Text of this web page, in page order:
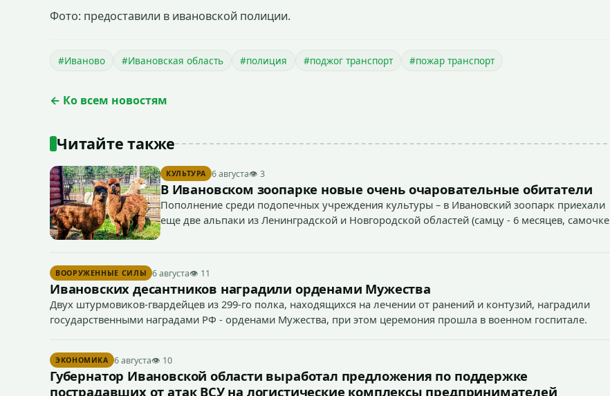
Фото: предоставили в ивановской полиции.
#Иваново #Ивановская область #полиция #поджог транспорт #пожар транспорт
← Ко всем новостям
Читайте также
КУЛЬТУРА 6 августа👁 3
В Ивановском зоопарке новые очень очаровательные обитатели
Пополнение среди подопечных учреждения культуры – в Ивановский зоопарк приехали
еще две альпаки из Ленинградской и Новгородской областей (самцу - 6 месяцев, самочке
ВООРУЖЕННЫЕ СИЛЫ 6 августа👁 11
Ивановских десантников наградили орденами Мужества
Двух штурмовиков-гвардейцев из 299-го полка, находящихся на лечении от ранений и контузий, наградили
государственными наградами РФ - орденами Мужества, при этом церемония прошла в военном госпитале.
ЭКОНОМИКА 6 августа👁 10
Губернатор Ивановской области выработал предложения по поддержке
пострадавших от атак ВСУ на логистические комплексы предпринимателей